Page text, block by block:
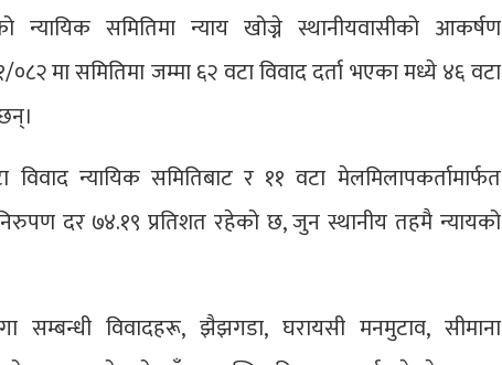
न्यायिक समितिमा न्याय खोज्ने स्थानीयवासीको आकर्षण
मा समितिमा जम्मा ६२ वटा विवाद दर्ता भएका मध्ये ४६ वटा
न्यायिक समितिबाट र ११ वटा मेलमिलापकर्तामार्फत
दर ७४.१९ प्रतिशत रहेको छ, जुन स्थानीय तहमै न्यायको
सम्बन्धी विवादहरू, झैझगडा, घरायसी मनमुटाव, सीमाना